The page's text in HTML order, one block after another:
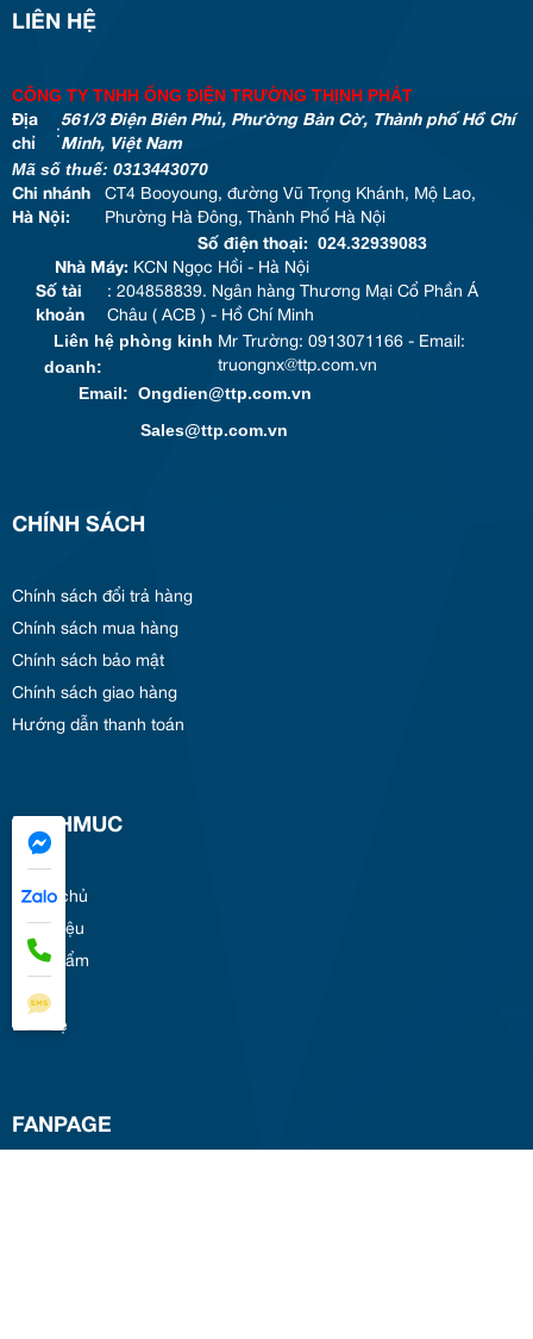
LIÊN HỆ
CÔNG TY TNHH ỐNG ĐIỆN TRƯỜNG THỊNH PHÁT
Địa
chỉ
:
561/3 Điện Biên Phủ, Phường Bàn Cờ, Thành phố Hồ Chí
Minh, Việt Nam
Mã số thuế: 0313443070
Chi nhánh
Hà Nội:
CT4 Booyoung, đường Vũ Trọng Khánh, Mộ Lao,
Phường Hà Đông, Thành Phố Hà Nội
Số điện thoại:
024.32939083
Nhà Máy: KCN Ngọc Hồi - Hà Nội
Số tài
khoản
: 204858839. Ngân hàng Thương Mại Cổ Phần Á
Châu ( ACB ) - Hồ Chí Minh
Liên hệ phòng kinh
doanh:
Mr Trường: 0913071166 - Email:
truongnx@ttp.com.vn
Email: Ongdien@ttp.com.vn
Sales@ttp.com.vn
CHÍNH SÁCH
Chính sách đổi trả hàng
Chính sách mua hàng
Chính sách bảo mật
Chính sách giao hàng
Hướng dẫn thanh toán
DANHMUC
Trang chủ
Giới thiệu
Sản phẩm
Tin tức
Liên hệ
FANPAGE